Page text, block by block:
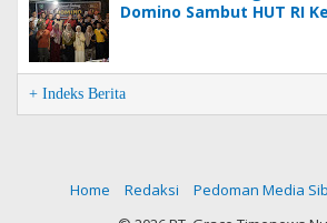
Domino Sambut HUT RI
+ Indeks Berita
Home Redaksi Pedoman Media